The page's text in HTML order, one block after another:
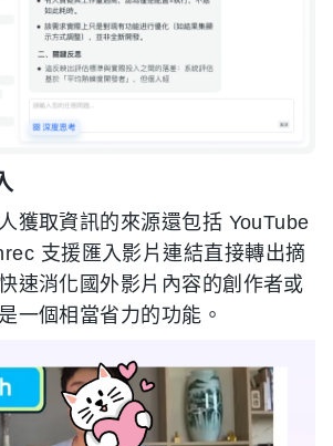
獲取資訊的來源還包括 YouTube
支援匯入影片連結直接轉出摘
速消化國外影片內容的創作者或
一個相當省力的功能。